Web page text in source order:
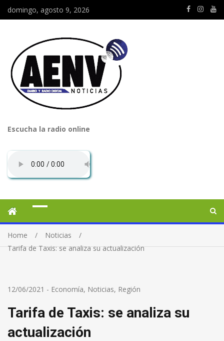
domingo, agosto 9, 2026
Escucha la radio online
Home
Noticias
Tarifa de Taxis: se analiza su actualización
12/06/2021 - Economía, Noticias, Región
Tarifa de Taxis: se analiza su
actualización